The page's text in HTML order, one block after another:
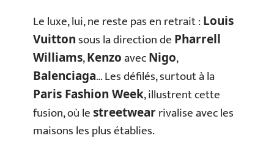
Le luxe, lui, ne reste pas en retrait :Louis
Vuittonsous la direction de Pharrell
Williams,KenzoavecNigo,
Balenciaga… Les défilés, surtout à la
Paris Fashion Week, illustrent cette
fusion, où lestreetwearrivalise avec les
maisons les plus établies.